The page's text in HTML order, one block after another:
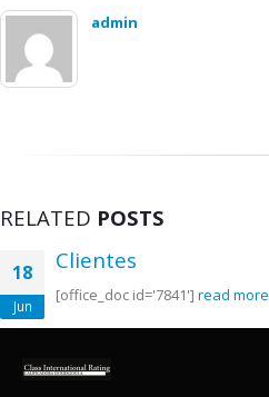
admin
RELATED POSTS
18
Jun
Clientes
[office_doc id='7841'] read more